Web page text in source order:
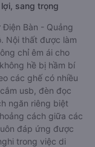
sang trọng
Bàn - Quảng
Nội thất được làm
chỉ êm ái cho
hề bị hầm bí
các ghế có nhiều
usb, đèn đọc
ngăn riêng biệt
cách giữa các
đáp ứng được
trong việc di